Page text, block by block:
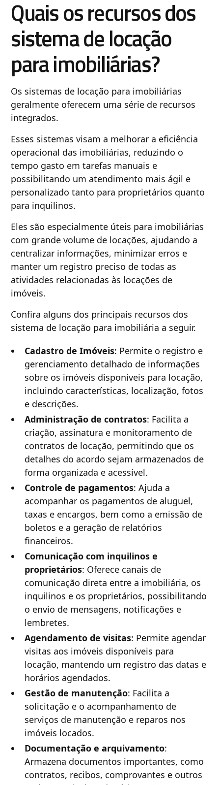
Quais os recursos dos
sistema de locação
para imobiliárias?
Os sistemas de locação para imobiliárias
geralmente oferecem uma série de recursos
integrados.
Esses sistemas visam a melhorar a eficiência
operacional das imobiliárias, reduzindo o
tempo gasto em tarefas manuais e
possibilitando um atendimento mais ágil e
personalizado tanto para proprietários quanto
para inquilinos.
Eles são especialmente úteis para imobiliárias
com grande volume de locações, ajudando a
centralizar informações, minimizar erros e
manter um registro preciso de todas as
atividades relacionadas às locações de
imóveis.
Confira alguns dos principais recursos dos
sistema de locação para imobiliária a seguir.
Cadastro de Imóveis: Permite o registro e
gerenciamento detalhado de informações
sobre os imóveis disponíveis para locação,
incluindo características, localização, fotos
e descrições.
Administração de contratos: Facilita a
criação, assinatura e monitoramento de
contratos de locação, permitindo que os
detalhes do acordo sejam armazenados de
forma organizada e acessível.
Controle de pagamentos: Ajuda a
acompanhar os pagamentos de aluguel,
taxas e encargos, bem como a emissão de
boletos e a geração de relatórios
financeiros.
Comunicação com inquilinos e
proprietários: Oferece canais de
comunicação direta entre a imobiliária, os
inquilinos e os proprietários, possibilitando
o envio de mensagens, notificações e
lembretes.
Agendamento de visitas: Permite agendar
visitas aos imóveis disponíveis para
locação, mantendo um registro das datas e
horários agendados.
Gestão de manutenção: Facilita a
solicitação e o acompanhamento de
serviços de manutenção e reparos nos
imóveis locados.
Documentação e arquivamento:
Armazena documentos importantes, como
contratos, recibos, comprovantes e outros